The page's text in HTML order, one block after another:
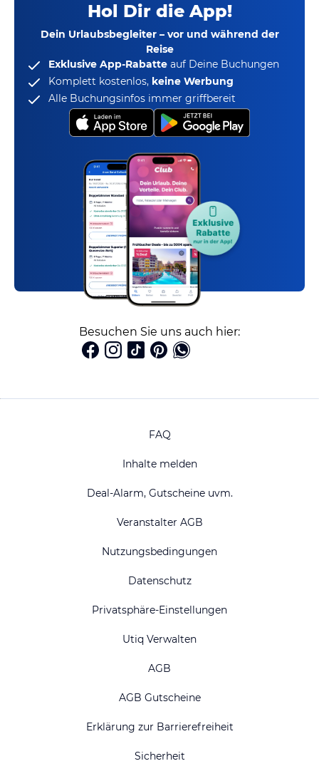
Hol Dir die App!
Dein Urlaubsbegleiter – vor und während der
Reise
Exklusive App-Rabatte auf Deine Buchungen
Komplett kostenlos, keine Werbung
Alle Buchungsinfos immer griffbereit
Besuchen Sie uns auch hier:
FAQ
Inhalte melden
Deal-Alarm, Gutscheine uvm.
Veranstalter AGB
Nutzungsbedingungen
Datenschutz
Privatsphäre-Einstellungen
Utiq Verwalten
AGB
AGB Gutscheine
Erklärung zur Barrierefreiheit
Sicherheit